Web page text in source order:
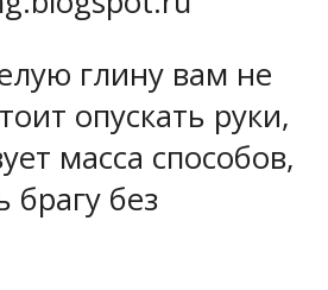
глину вам не
опускать руки,
масса способов,
брагу без